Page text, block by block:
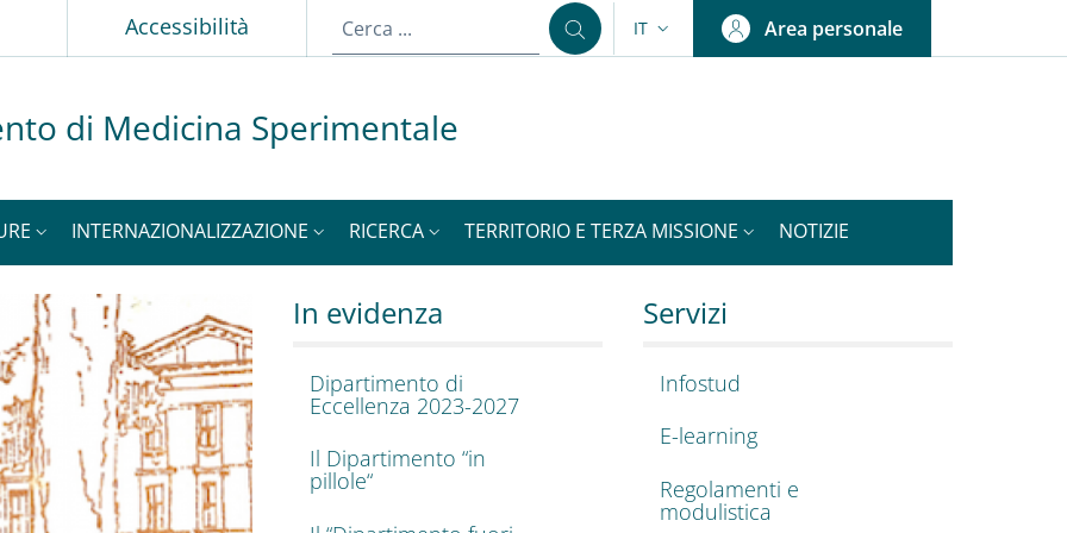
Accessibilità SELETTORE LINGUA: CURRENT LANGUAGE
IT Area personale
di Medicina Sperimentale
INTERNAZIONALIZZAZIONE RICERCA TERRITORIO E TERZA MISSIONE NOTIZIE
Sperimentale
Dipartimento di Medicina Sperimentale
In evidenza
Dipartimento di
Eccellenza 2023-2027
Il Dipartimento “in
pillole“
Servizi
Infostud
E-learning
Regolamenti e
modulistica